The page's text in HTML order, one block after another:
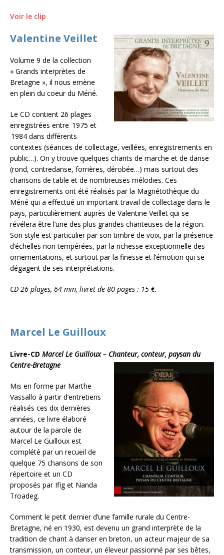
Voir le clip
Valentine Veillet
Volume 9 de la collection
« Grands interprètes de
Bretagne », il nous emène
en plein du coeur du Méné.
Le CD contient 26 plages
enregistrées entre 1975 et
1984 dans différents
contextes (séances de collectage, veillées, enregistrements en
public…). On y trouve quelques chants de marche et de danse
(rond, contredanse, forrières, dérobée…) mais surtout des
chansons de table et de nombreuses mélodies. Ces
enregistrements ont été réalisés par la Magnétothèque du
Méné qui a effectué un important travail de collectage dans le
pays, particulièrement auprès de Valentine Veillet qui se
révélera être l’une des plus grandes chanteuses de la région.
Son style est particulier par son timbre de voix, par la présence
d’échelles non tempérées, par la richesse exceptionnelle des
ornementations, et surtout par la finesse et l’émotion qui se
dégagent de ses interprétations.
CD 26 plages, 64 min, livret de 80 pages : 15 €.
Marcel Le Guilloux
Livre-CD Marcel Le Guilloux – Chanteur, conteur, paysan du
Centre-Bretagne
Mis en forme par Marthe
Vassallo à partir d’entretiens
réalisés ces dix dernières
années, ce livre élaboré
autour de la parole de
Marcel Le Guilloux est
complété par un recueil de
quelque 75 chansons de son
répertoire et un CD
proposés par Ifig et Nanda
Troadeg.
Comment le petit dernier d’une famille rurale du Centre-
Bretagne, né en 1930, est devenu un grand interprète de la
tradition de chant à danser en breton, un acteur majeur de sa
transmission, un conteur, un éleveur passionné par ses bêtes,